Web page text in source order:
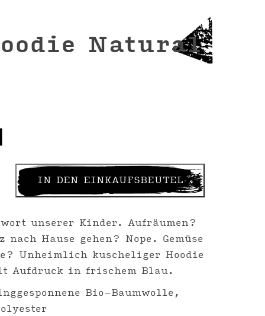
Natural
IN DEN EINKAUFSBEUTEL
unserer Kinder. Aufräumen?
Hause gehen? Nope. Gemüse
Unheimlich kuscheliger Hoodie
Aufdruck in frischem Blau.
Bio-Baumwolle,